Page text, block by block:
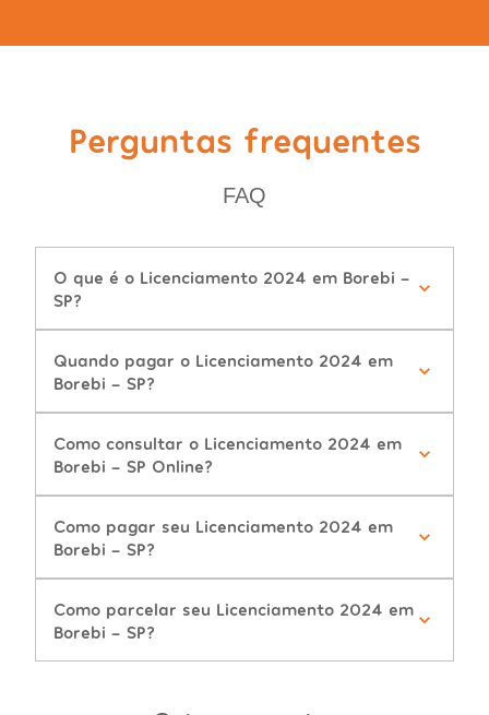
Perguntas frequentes
FAQ
O que é o Licenciamento 2024 em Borebi -
SP?
Quando pagar o Licenciamento 2024 em
Borebi - SP?
Como consultar o Licenciamento 2024 em
Borebi - SP Online?
Como pagar seu Licenciamento 2024 em
Borebi - SP?
Como parcelar seu Licenciamento 2024 em
Borebi - SP?